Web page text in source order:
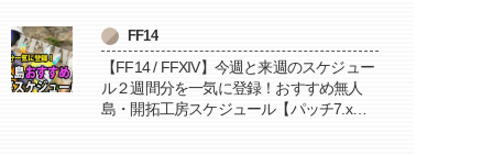
FF14
【FF14 / FFXIV】今週と来週のスケジュー
ル２週間分を一気に登録！おすすめ無人
島・開拓工房スケジュール【パッチ7.x対